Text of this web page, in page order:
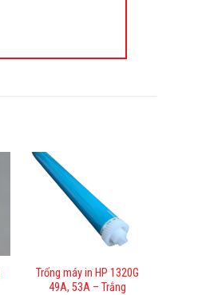
Trống máy in HP 1320G
49A, 53A – Trắng